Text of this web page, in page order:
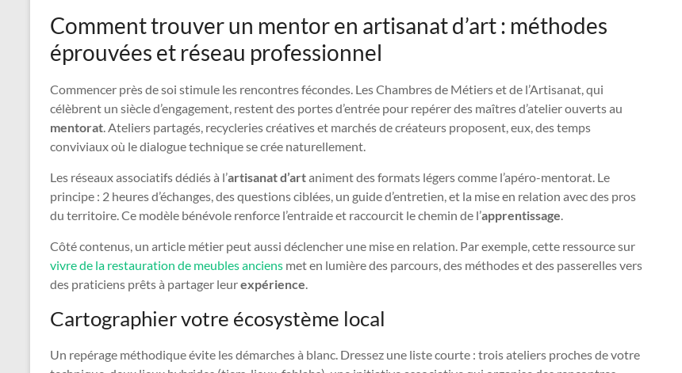
Comment trouver un mentor en artisanat d’art : méthodes
éprouvées et réseau professionnel
Commencer près de soi stimule les rencontres fécondes. Les Chambres de Métiers et de l’Artisanat, qui
célèbrent un siècle d’engagement, restent des portes d’entrée pour repérer des maîtres d’atelier ouverts au
mentorat. Ateliers partagés, recycleries créatives et marchés de créateurs proposent, eux, des temps
conviviaux où le dialogue technique se crée naturellement.
Les réseaux associatifs dédiés à l’artisanat d’artaniment des formats légers comme l’apéro-mentorat. Le
principe : 2 heures d’échanges, des questions ciblées, un guide d’entretien, et la mise en relation avec des pros
du territoire. Ce modèle bénévole renforce l’entraide et raccourcit le chemin de l’apprentissage.
Côté contenus, un article métier peut aussi déclencher une mise en relation. Par exemple, cette ressource sur
vivre de la restauration de meubles anciens met en lumière des parcours, des méthodes et des passerelles vers
des praticiens prêts à partager leurexpérience.
Cartographier votre écosystème local
Un repérage méthodique évite les démarches à blanc. Dressez une liste courte : trois ateliers proches de votre